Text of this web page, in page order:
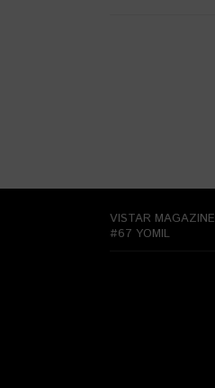
VISTAR MAGAZINE
#67 YOMIL